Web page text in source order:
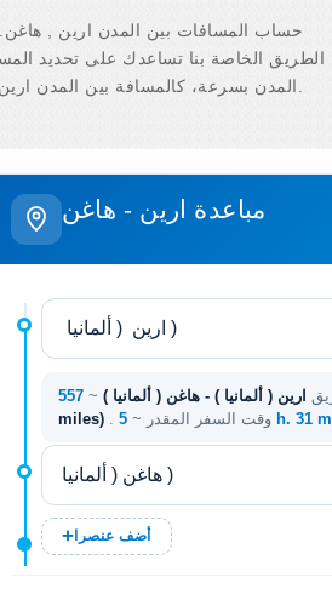
حساب المسافات بين المدن ارين ,
الطريق الخاصة بنا تساعدك على تحديد
مباعدة ارين - هاغن
ارين ( ألمانيا ) - هاغن ( ألمانيا ) ~
miles)
. وقت السفر المقدر ~ 5 h. 31
أضف عنصرا